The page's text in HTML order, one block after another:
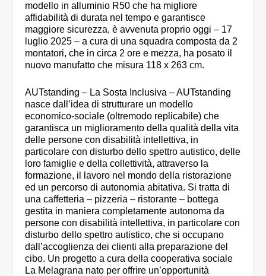
modello in alluminio R50 che ha migliore
affidabilità di durata nel tempo e garantisce
maggiore sicurezza, è avvenuta proprio oggi – 17
luglio 2025 – a cura di una squadra composta da 2
montatori, che in circa 2 ore e mezza, ha posato il
nuovo manufatto che misura 118 x 263 cm.
AUTstanding – La Sosta Inclusiva – AUTstanding
nasce dall’idea di strutturare un modello
economico-sociale (oltremodo replicabile) che
garantisca un miglioramento della qualità della vita
delle persone con disabilità intellettiva, in
particolare con disturbo dello spettro autistico, delle
loro famiglie e della collettività, attraverso la
formazione, il lavoro nel mondo della ristorazione
ed un percorso di autonomia abitativa. Si tratta di
una caffetteria – pizzeria – ristorante – bottega
gestita in maniera completamente autonoma da
persone con disabilità intellettiva, in particolare con
disturbo dello spettro autistico, che si occupano
dall’accoglienza dei clienti alla preparazione del
cibo. Un progetto a cura della cooperativa sociale
La Melagrana nato per offrire un’opportunità